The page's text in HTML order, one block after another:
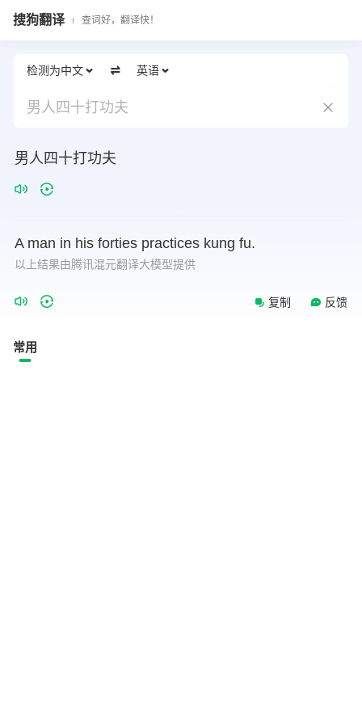
搜狗翻译 查词好，翻译快！
检测为中文 英语
男人四十打功夫
男人四十打功夫
A man in his forties practices kung fu.
以上结果由腾讯混元翻译大模型提供
复制 反馈
常用